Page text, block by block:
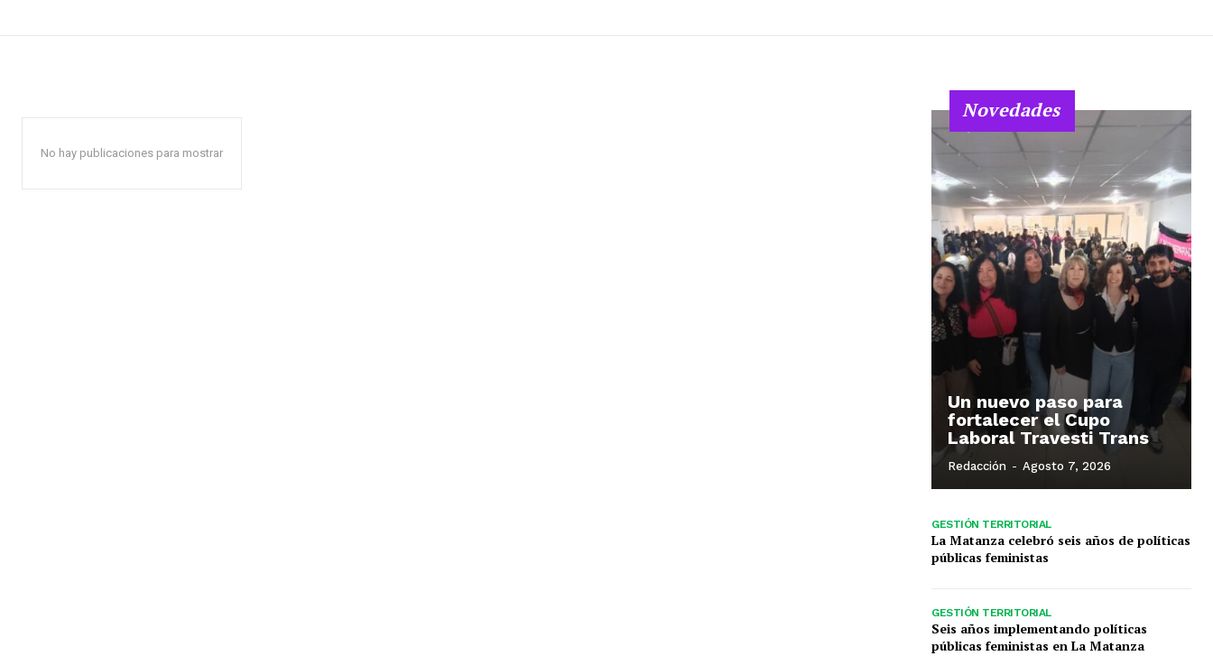
No hay publicaciones para mostrar
Novedades
Un nuevo paso para
fortalecer el Cupo
Laboral Travesti Trans
Redacción - Agosto 7, 2026
GESTIÓN TERRITORIAL
La Matanza celebró seis años de políticas
públicas feministas
GESTIÓN TERRITORIAL
Seis años implementando políticas
públicas feministas en La Matanza